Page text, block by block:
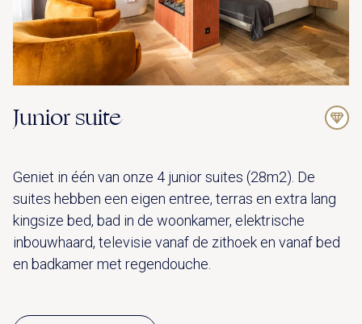
Junior suite
Geniet in één van onze 4 junior suites (28m2). De
suites hebben een eigen entree, terras en extra lang
kingsize bed, bad in de woonkamer, elektrische
inbouwhaard, televisie vanaf de zithoek en vanaf bed
en badkamer met regendouche.